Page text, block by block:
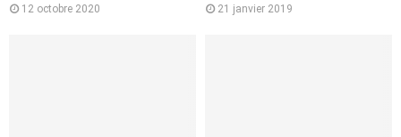
12 octobre 2020 21 janvier 2019